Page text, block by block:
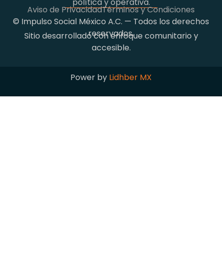
Aviso de PrivacidadTérminos y Condiciones
© Impulso Social México A.C. — Todos los derechos
reservados.
Sitio desarrollado con enfoque comunitario y
accesible.
Power by Lidhber MX